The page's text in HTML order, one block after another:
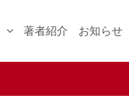
著者紹介 お知らせ